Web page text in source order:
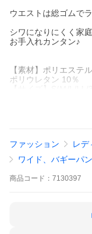
ウエストは総ゴムで
シワになりにくく家
お手入れカンタン♪
【素材】ポリエステ
ポリウレタン 10％
ス きれいめ 夏 パン
冷感 フォーマル パン
ストゴム ストレッチ
LL 3L 大きいサイズ
える ウォッシャブル
ファッション レデ
ワイド、バギーパ
商品 コード： 7130397